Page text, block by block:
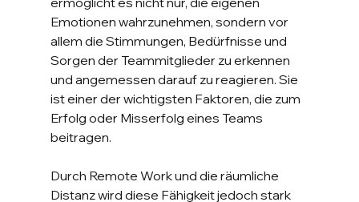
Emotionen wahrzunehmen, sondern vor
allem die Stimmungen, Bedürfnisse und
Sorgen der Teammitglieder zu erkennen
und angemessen darauf zu reagieren. Sie
ist einer der wichtigsten Faktoren, die zum
Erfolg oder Misserfolg eines Teams
beitragen.
Durch Remote Work und die räumliche
Distanz wird diese Fähigkeit jedoch stark